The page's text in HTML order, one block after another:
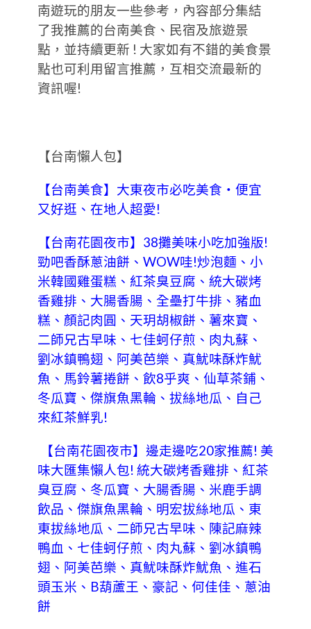
南遊玩的朋友一些參考，內容部分集結
了我推薦的台南美食、民宿及旅遊景
點，並持續更新 ! 大家如有不錯的美食景
點也可利用留言推薦，互相交流最新的
資訊喔!
【台南懶人包】
【台南美食】大東夜市必吃美食‧便宜
又好逛、在地人超愛!
【台南花園夜市】38攤美味小吃加強版!
勁吧香酥蔥油餅、WOW哇!炒泡麵、小
米韓國雞蛋糕、紅茶臭豆腐、統大碳烤
香雞排、大腸香腸、全壘打牛排、豬血
糕、顏記肉圓、天玥胡椒餅、薯來寶、
二師兄古早味、七佳蚵仔煎、肉丸蘇、
劉冰鎮鴨翅、阿美芭樂、真魷味酥炸魷
魚、馬鈴薯捲餅、飲8乎爽、仙草茶鋪、
冬瓜寶、傑旗魚黑輪、拔絲地瓜、自己
來紅茶鮮乳!
【台南花園夜市】邊走邊吃20家推薦! 美
味大匯集懶人包! 統大碳烤香雞排、紅茶
臭豆腐、冬瓜寶、大腸香腸、米鹿手調
飲品、傑旗魚黑輪、明宏拔絲地瓜、東
東拔絲地瓜、二師兄古早味、陳記麻辣
鴨血、七佳蚵仔煎、肉丸蘇、劉冰鎮鴨
翅、阿美芭樂、真魷味酥炸魷魚、進石
頭玉米、B葫蘆王、豪記、何佳佳、蔥油
餅